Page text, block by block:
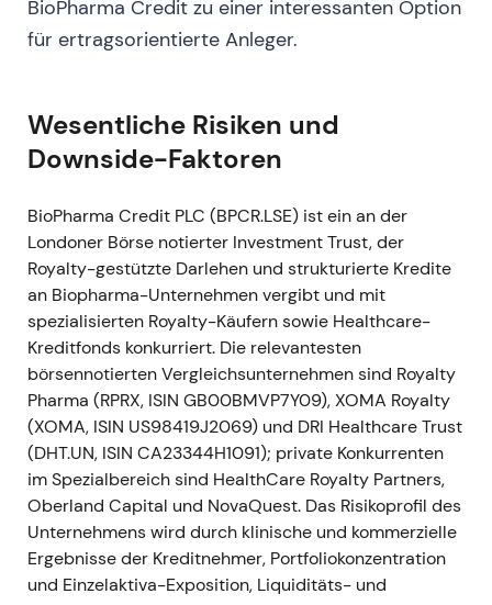
Seitwärtsbewegung, unterbrochen von
episodischen Rücksetzern, während die
März 2024
Investoren-Update mit Bekräftigung der
Aktie (Investoren-Update).[14]
Die Wiederholung eines klaren
Ausschüttungsziels half dabei, BPCR als
verlässlichen Renditebringer für
einkommensorientierte Anleger zu
positionieren.
Stabilisierung innerhalb einer Handelsspanne;
das Ausschüttungsziel diente als
Bewertungsanker.
7. Februar 2025
RNS – Erklärung zu LumiraDx
(portfoliospezifische Offenlegung).[7]
Schärfte den Blick auf Einzeltitel- und
Kontrahentenrisiken im Portfolio; Investoren
BioPharma Credit zu einer interessanten Option
für ertragsorientierte Anleger.
Wesentliche Risiken und
Downside-Faktoren
BioPharma Credit PLC (BPCR.LSE) ist ein an der
Londoner Börse notierter Investment Trust, der
Royalty-gestützte Darlehen und strukturierte Kredite
an Biopharma-Unternehmen vergibt und mit
spezialisierten Royalty-Käufern sowie Healthcare-
Kreditfonds konkurriert. Die relevantesten
börsennotierten Vergleichsunternehmen sind Royalty
Pharma (RPRX, ISIN GB00BMVP7Y09), XOMA Royalty
(XOMA, ISIN US98419J2069) und DRI Healthcare Trust
(DHT.UN, ISIN CA23344H1091); private Konkurrenten
im Spezialbereich sind HealthCare Royalty Partners,
Oberland Capital und NovaQuest. Das Risikoprofil des
Unternehmens wird durch klinische und kommerzielle
Ergebnisse der Kreditnehmer, Portfoliokonzentration
und Einzelaktiva-Exposition, Liquiditäts- und